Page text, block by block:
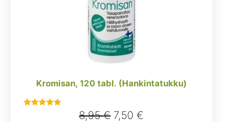
Kromisan, 120 tabl. (Hankintatukku)
8,95€ Alkuperäinen
7,50€